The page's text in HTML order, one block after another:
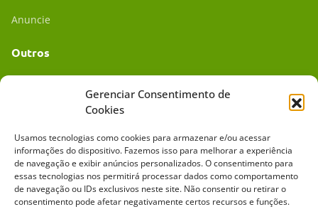
Gerenciar Consentimento de
Cookies
Usamos tecnologias como cookies para armazenar e/ou acessar
informações do dispositivo. Fazemos isso para melhorar a experiência
de navegação e exibir anúncios personalizados. O consentimento para
essas tecnologias nos permitirá processar dados como comportamento
de navegação ou IDs exclusivos neste site. Não consentir ou retirar o
consentimento pode afetar negativamente certos recursos e funções.
Anuncie
Outros
Mídia Kit